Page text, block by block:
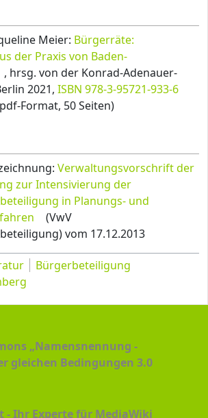
Meier: Bürgerräte:
der Praxis von Baden-
, hrsg. von der Konrad-Adenauer-
2021, ISBN 978-3-95721-933-6
Format, 50 Seiten)
Verwaltungsvorschrift der
zur Intensivierung der
in Planungs- und
(VwV
vom 17.12.2013
Bürgerbeteiligung